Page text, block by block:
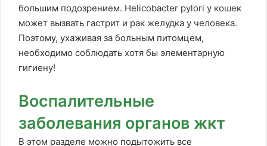
большим подозрением. Helicobacter pylori у кошек
может вызвать гастрит и рак желудка у человека.
Поэтому, ухаживая за больным питомцем,
необходимо соблюдать хотя бы элементарную
гигиену!
Воспалительные
заболевания органов жкт
В этом разделе можно подытожить все